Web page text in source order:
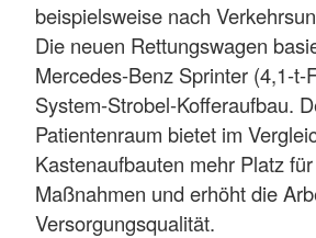
beispielsweise nach
Die neuen Rettungswagen
Mercedes-Benz Sprinter (4,1-t-
System-Strobel-Kofferaufbau.
Patientenraum bietet im
Kastenaufbauten mehr Platz
Maßnahmen und erhöht die
Versorgungsqualität.